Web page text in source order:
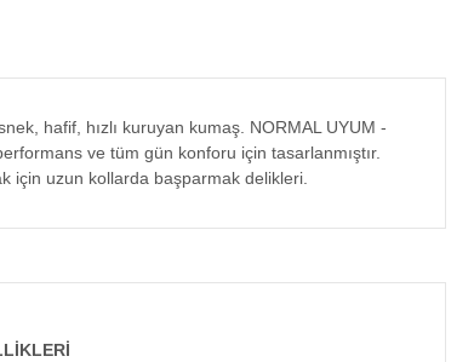
hafif, hızlı kuruyan kumaş. NORMAL UYUM -
ve tüm gün konforu için tasarlanmıştır.
için uzun kollarda başparmak delikleri.